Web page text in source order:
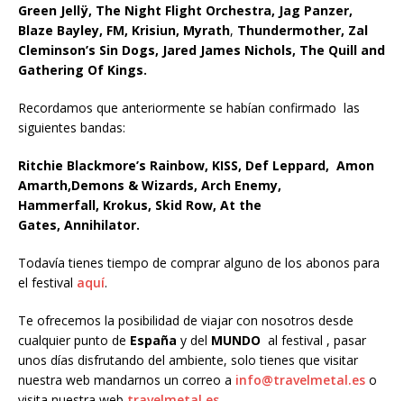
Green Jellÿ, The Night Flight Orchestra, Jag Panzer,
Blaze Bayley, FM, Krisiun, Myrath, Thundermother, Zal
Cleminson’s Sin Dogs, Jared James Nichols, The Quill and
Gathering Of Kings.
Recordamos que anteriormente se habían confirmado las
siguientes bandas:
Ritchie Blackmore’s Rainbow, KISS, Def Leppard, Amon
Amarth,Demons & Wizards, Arch Enemy,
Hammerfall, Krokus, Skid Row, At the
Gates, Annihilator.
Todavía tienes tiempo de comprar alguno de los abonos para
el festival aquí.
Te ofrecemos la posibilidad de viajar con nosotros desde
cualquier punto de España y del MUNDO al festival , pasar
unos días disfrutando del ambiente, solo tienes que visitar
nuestra web mandarnos un correo a info@travelmetal.es o